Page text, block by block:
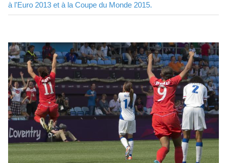
à l'Euro 2013 et à la Coupe du Monde 2015.